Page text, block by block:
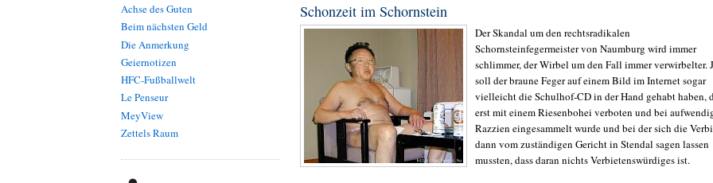
Achse des Guten
Beim nächsten Geld
Die Anmerkung
Geiernotizen
HFC-Fußballwelt
Le Penseur
MeyView
Zettels Raum
Schonzeit im Schornstein
Der Skandal um den rechtsradikalen
Schornsteinfegermeister von Naumburg wird immer
schlimmer, der Wirbel um den Fall immer verwirbelter.
soll der braune Feger auf einem Bild im Internet sogar
vielleicht die Schulhof-CD in der Hand gehabt haben,
erst mit einem Riesenbohei verboten und bei
Razzien eingesammelt wurde und bei der sich die
dann vom zuständigen Gericht in Stendal sagen lassen
mussten, dass daran nichts Verbietenswürdiges ist.